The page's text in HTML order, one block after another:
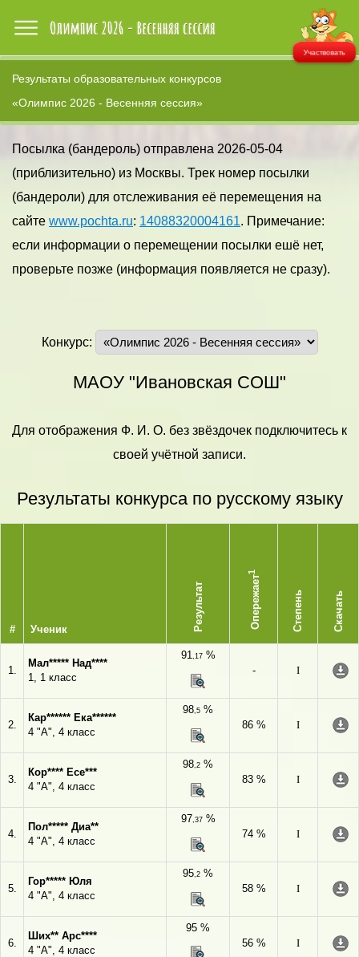
Участвовать
Результаты образовательных конкурсов
«Олимпис 2026 - Весенняя сессия»
Посылка (бандероль) отправлена 2026-05-04
(приблизительно) из Москвы. Трек номер посылки
(бандероли) для отслеживания её перемещения на
сайте www.pochta.ru: 14088320004161. Примечание:
если информации о перемещении посылки ешё нет,
проверьте позже (информация появляется не сразу).
Конкурс:
МАОУ "Ивановская СОШ"
Для отображения Ф. И. О. без звёздочек подключитесь к
своей учётной записи.
Результаты конкурса по русскому языку
# Ученик Результат Опережает
1
Степень Скачать
1.
Мал***** Над****
1, 1 класс
91,17%
-
I
2.
Кар****** Ека******
4 "А", 4 класс
98,5 %
86 %
I
3.
Кор**** Есе***
4 "А", 4 класс
98,2 %
83 %
I
4.
Пол***** Диа**
4 "А", 4 класс
97,37%
74 %
I
5.
Гор***** Юля
4 "А", 4 класс
95,2 %
58 %
I
6.
Ших** Арс****
4 "А", 4 класс
95 %
56 %
I